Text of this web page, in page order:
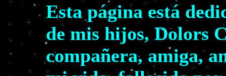
Esta página está
de mis hijos, Dolors
compañera, amiga,